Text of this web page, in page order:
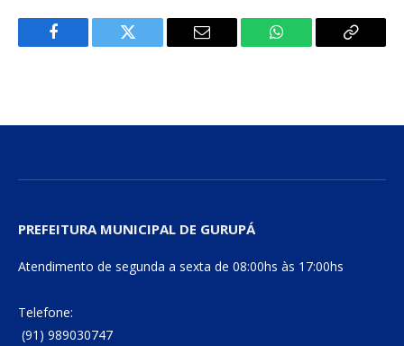
Facebook Twitter
E-
WhatsApp Copiar
PREFEITURA MUNICIPAL DE GURUPÁ
Atendimento de segunda a sexta de 08:00hs às 17:00hs
Telefone:
(91) 989030747